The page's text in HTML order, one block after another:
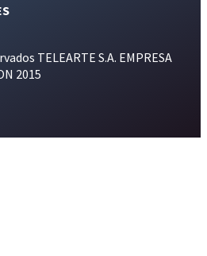
TELEARTE S.A. EMPRESA
2015